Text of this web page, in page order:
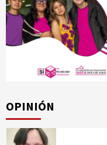
OPINIÓN